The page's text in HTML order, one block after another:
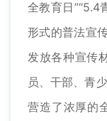
全教育日”“5.4
形式的普法宣
发放各种宣传
员、干部、青
营造了浓厚的